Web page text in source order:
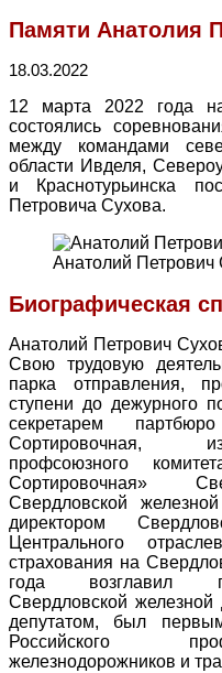
Памяти Анатолия
18.03.2022
12 марта 2022 года
состоялись
между командами
области Ивделя,
и Краснотурьинска
Петровича Сухова.
Анатолий Петрович
Биографическая
Анатолий Петрович
Свою трудовую
парка отправления,
ступени до дежурного
секретарем
Сортировочная,
профсоюзного
Сортировочная»
Свердловской
директором
Центрального
страхования на
года возглавил
Свердловской железной
депутатом, был
Российского
железнодорожников и